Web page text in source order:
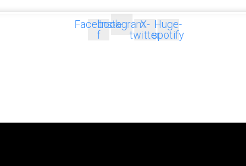
Facebook-
f
InstagramX-
twitter
Huge-
spotify